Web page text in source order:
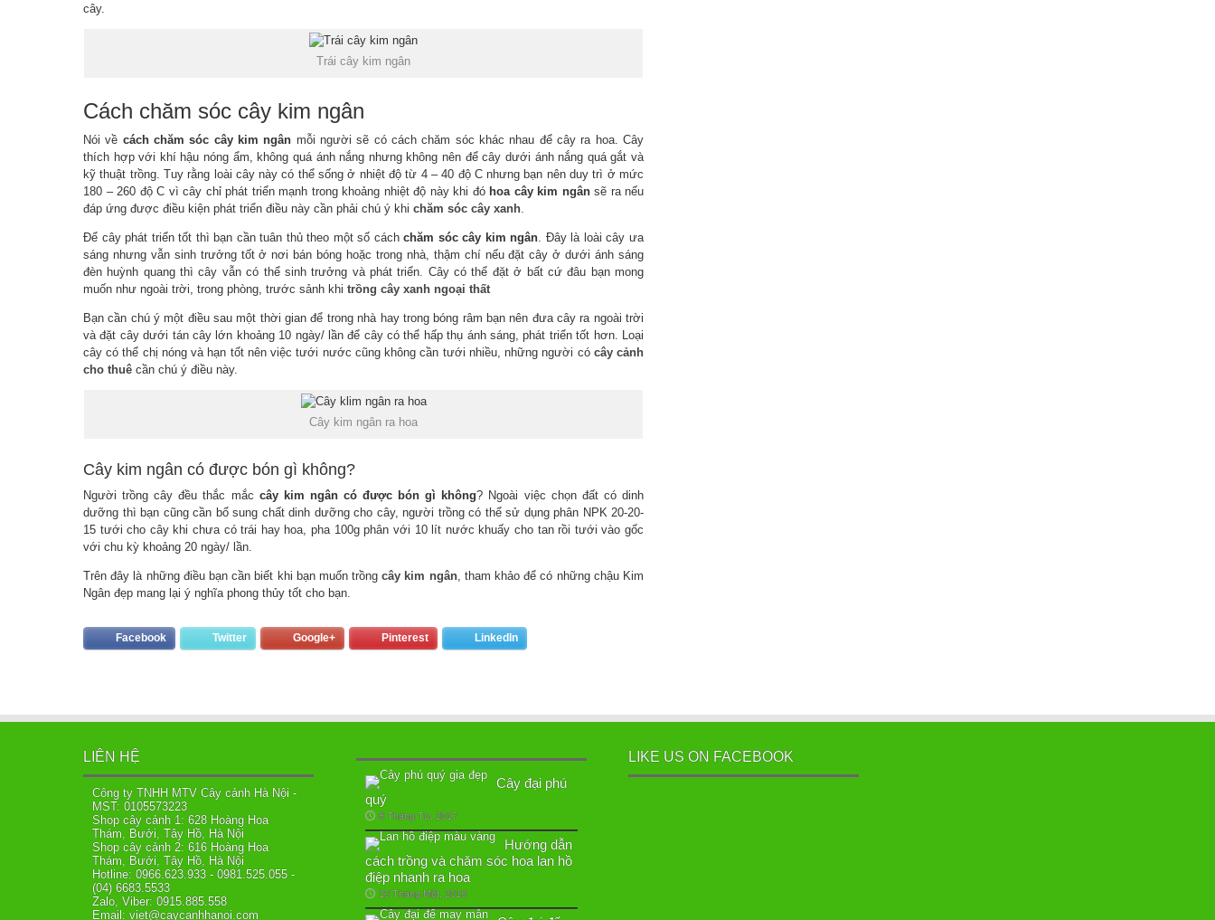
cây.
Trái cây kim ngân
Cách chăm sóc cây kim ngân
Nói về cách chăm sóc cây kim ngân mỗi người sẽ có cách chăm sóc khác nhau để cây ra hoa. Cây
thích hợp với khí hậu nóng ẩm, không quá ánh nắng nhưng không nên để cây dưới ánh nắng quá gắt và
kỹ thuật trồng. Tuy rằng loài cây này có thể sống ở nhiệt độ từ 4 – 40 độ C nhưng bạn nên duy trì ở mức
180 – 260 độ C vì cây chỉ phát triển mạnh trong khoảng nhiệt độ này khi đó hoa cây kim ngânsẽ ra nếu
đáp ứng được điều kiện phát triển điều này cần phải chú ý khi chăm sóc cây xanh
Để cây phát triển tốt thì bạn cần tuân thủ theo một số cáchchăm sóc cây kim ngân . Đây là loài cây ưa
sáng nhưng vẫn sinh trưởng tốt ở nơi bán bóng hoặc trong nhà, thậm chí nếu đặt cây ở dưới ánh sáng
đèn huỳnh quang thì cây vẫn có thể sinh trưởng và phát triển. Cây có thể đặt ở bất cứ đâu bạn mong
muốn như ngoài trời, trong phòng, trước sảnh khi trồng cây xanh ngoại thất
Bạn cần chú ý một điều sau một thời gian để trong nhà hay trong bóng râm bạn nên đưa cây ra ngoài trời
và đặt cây dưới tán cây lớn khoảng 10 ngày/ lần để cây có thể hấp thụ ánh sáng, phát triển tốt hơn. Loại
cây có thể chị nóng và hạn tốt nên việc tưới nước cũng không cần tưới nhiều, những người có cây cảnh
cho thuê cần chú ý điều này.
Cây kim ngân ra hoa
Cây kim ngân có được bón gì không?
Người trồng cây đều thắc mắc cây kim ngân có được bón gì không? Ngoài việc chọn đất có dinh
dưỡng thì bạn cũng cần bổ sung chất dinh dưỡng cho cây, người trồng có thể sử dụng phân NPK 20-20-
15 tưới cho cây khi chưa có trái hay hoa, pha 100g phân với 10 lít nước khuấy cho tan rồi tưới vào gốc
với chu kỳ khoảng 20 ngày/ lần.
Trên đây là những điều bạn cần biết khi bạn muốn trồngcây kim ngân, tham khảo để có những chậu Kim
Ngân đẹp mang lại ý nghĩa phong thủy tốt cho bạn.
Facebook Twitter Google+ Pinterest LinkedIn
LIÊN HỆ
Công ty TNHH MTV Cây cảnh Hà Nội -
MST: 0105573223
Shop cây cảnh 1: 628 Hoàng Hoa
Thám, Bưởi, Tây Hồ, Hà Nội
Shop cây cảnh 2: 616 Hoàng Hoa
Thám, Bưởi, Tây Hồ, Hà Nội
Hotline: 0966.623.933 - 0981.525.055 -
(04) 6683.5533
Zalo, Viber: 0915.885.558
Email: viet@caycanhhanoi.com
Cây đại phú
quý
8 Tháng Tư, 2017
Hướng dẫn
cách trồng và chăm sóc hoa lan hồ
điệp nhanh ra hoa
19 Tháng Một, 2018
LIKE US ON FACEBOOK